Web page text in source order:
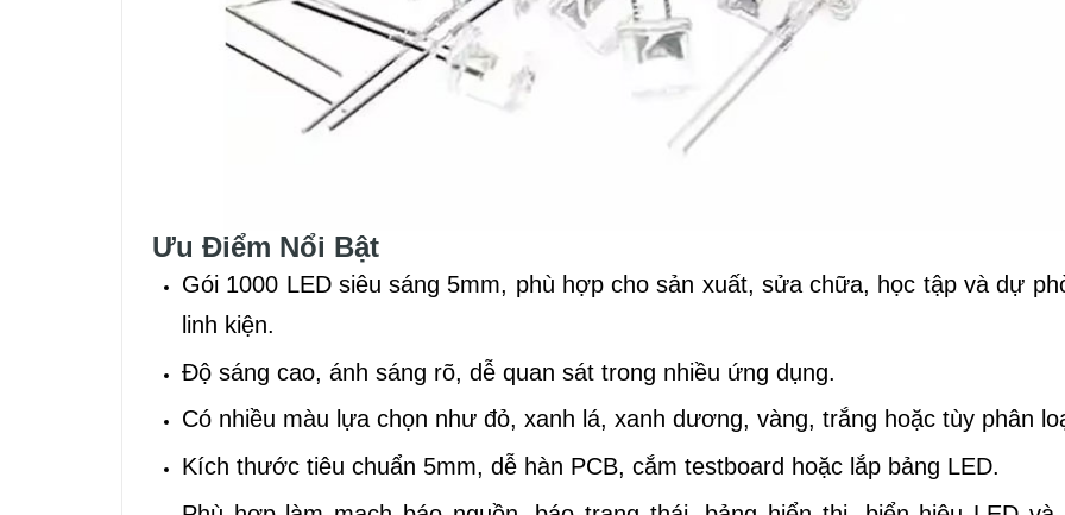
Ưu Điểm Nổi Bật
Gói 1000 LED siêu sáng 5mm, phù hợp cho sản xuất, sửa chữa, học tập và dự
linh kiện.
Độ sáng cao, ánh sáng rõ, dễ quan sát trong nhiều ứng dụng.
Có nhiều màu lựa chọn như đỏ, xanh lá, xanh dương, vàng, trắng hoặc tùy phân
Kích thước tiêu chuẩn 5mm, dễ hàn PCB, cắm testboard hoặc lắp bảng LED.